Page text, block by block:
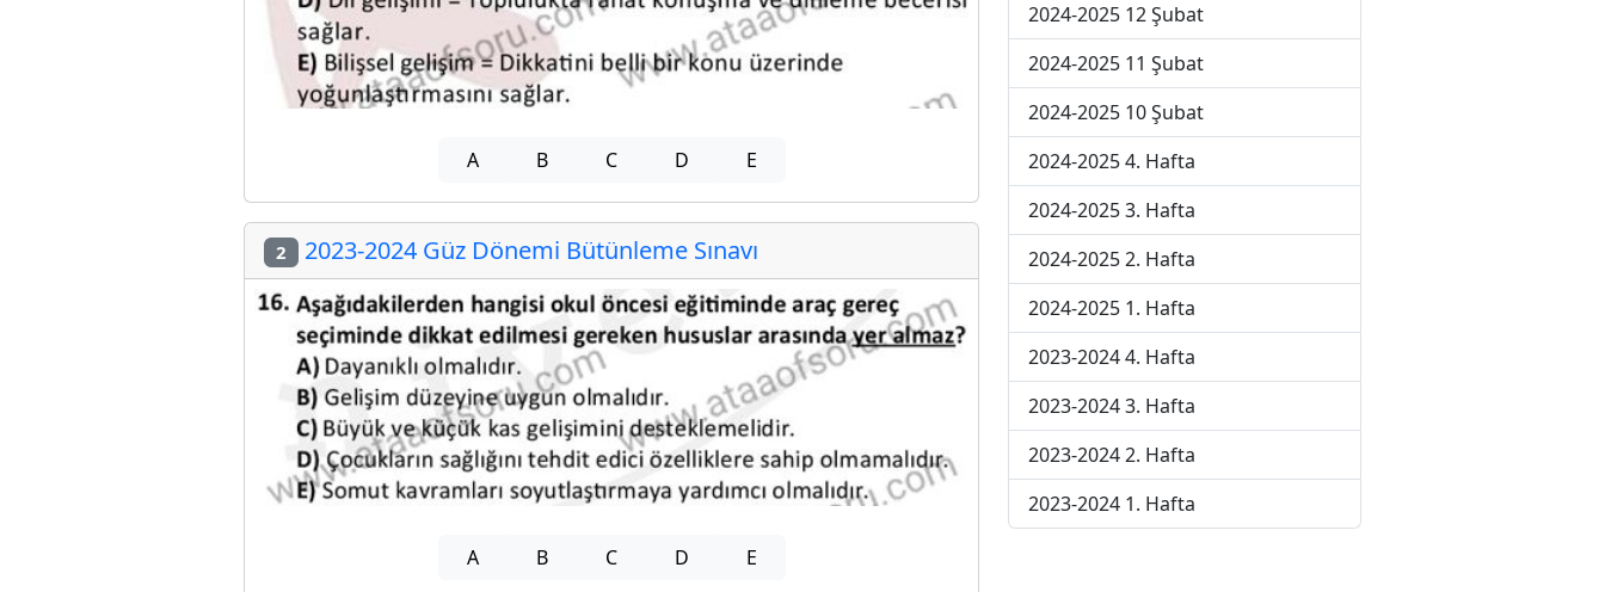
A B C D E
2 2023-2024 Güz Dönemi Bütünleme Sınavı
A B C D E
2024-2025 12 Şubat
2024-2025 11 Şubat
2024-2025 10 Şubat
2024-2025 4. Hafta
2024-2025 3. Hafta
2024-2025 2. Hafta
2024-2025 1. Hafta
2023-2024 4. Hafta
2023-2024 3. Hafta
2023-2024 2. Hafta
2023-2024 1. Hafta